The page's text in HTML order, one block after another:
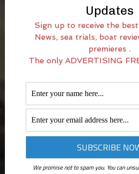
Updates
Sign up to receive the
News, sea trials, boat
premieres .
The only ADVERTISING
We promise not to spam you. You can